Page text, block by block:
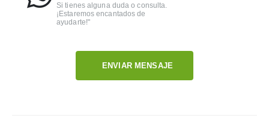
Si tienes alguna duda o consulta.
¡Estaremos encantados de
ayudarte!"
ENVIAR MENSAJE